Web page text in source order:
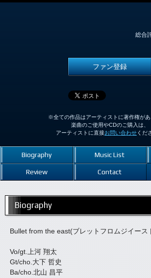
総合
ファン登録
※全ての作品はアーティストに著作権があ
楽曲のご使用やCDのご購入は、
アーティストに直接お問い合わせ くだ
Biography Music List
Review Contact
Biography
Bullet from the east(ブレットフロムジイース
Vo/gt.上河 翔太
Gt/cho.大下 哲史
Ba/cho.北山 昌平